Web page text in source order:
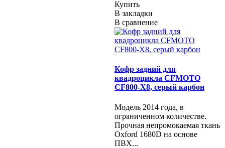
Купить
В закладки
В сравнение
Кофр задний для
квадроцикла CFMOTO
CF800-Х8, серый карбон
Модель 2014 года, в
ограниченном количестве.
Прочная непромокаемая ткань
Oxford 1680D на основе
ПВХ...